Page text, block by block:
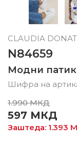
CLAUDIA
N84659
Модни
Шифра на
1.990 МКД
597 МКД
Заштеда: 1.393